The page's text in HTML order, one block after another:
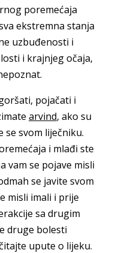
poremećaja
ekstremna stanja
uzbuđenosti i
i krajnjeg očaja,
pojačati i
arvind, ako su
se svom liječniku.
i mlađi ste
vam se pojave misli
se javite svom
misli imali i prije
sa drugim
druge bolesti
upute o lijeku.